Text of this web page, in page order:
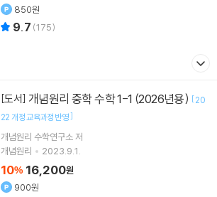
850원
9.7 (175)
[도서] 개념원리 중학 수학 1-1 (2026년용) [20
22 개정 교육과정 반영]
개념원리 수학연구소 저
개념원리
2023.9.1.
10% 16,200원
900원